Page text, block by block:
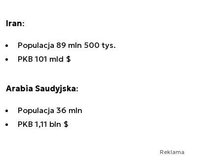
Iran:
Populacja 89 mln 500 tys.
PKB 101 mld $
Arabia Saudyjska:
Populacja 36 mln
PKB 1,11 bln $
Reklama